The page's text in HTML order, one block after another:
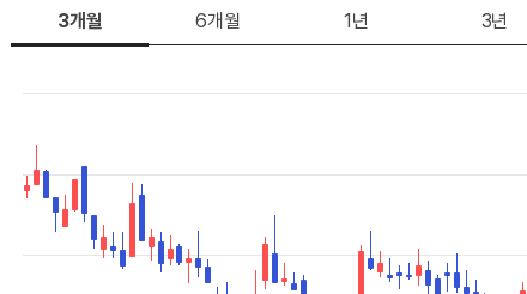
3개월 6개월 1년 3년